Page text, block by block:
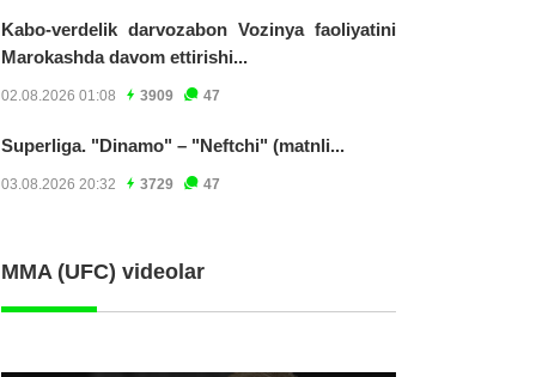
Kabo-verdelik darvozabon Vozinya faoliyatini
Marokashda davom ettirishi...
02.08.2026 01:08 3909 47
Superliga. "Dinamo" – "Neftchi" (matnli...
03.08.2026 20:32 3729 47
MMA (UFC) videolar